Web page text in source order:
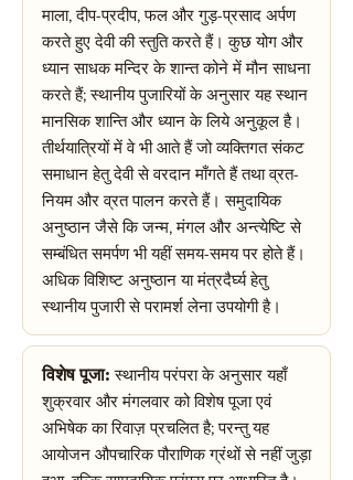
माला, दीप-प्रदीप, फल और गुड़-प्रसाद अर्पण
करते हुए देवी की स्तुति करते हैं। कुछ योग और
ध्यान साधक मन्दिर के शान्त कोने में मौन साधना
करते हैं; स्थानीय पुजारियों के अनुसार यह स्थान
मानसिक शान्ति और ध्यान के लिये अनुकूल है।
तीर्थयात्रियों में वे भी आते हैं जो व्यक्तिगत संकट
समाधान हेतु देवी से वरदान माँगते हैं तथा व्रत-
नियम और व्रत पालन करते हैं। समुदायिक
अनुष्ठान जैसे कि जन्म, मंगल और अन्त्येष्टि से
सम्बंधित समर्पण भी यहीं समय-समय पर होते हैं।
अधिक विशिष्ट अनुष्ठान या मंत्रदैर्घ्य हेतु
स्थानीय पुजारी से परामर्श लेना उपयोगी है।
विशेष पूजा: स्थानीय परंपरा के अनुसार यहाँ
शुक्रवार और मंगलवार को विशेष पूजा एवं
अभिषेक का रिवाज़ प्रचलित है; परन्तु यह
आयोजन औपचारिक पौराणिक ग्रंथों से नहीं जुड़ा